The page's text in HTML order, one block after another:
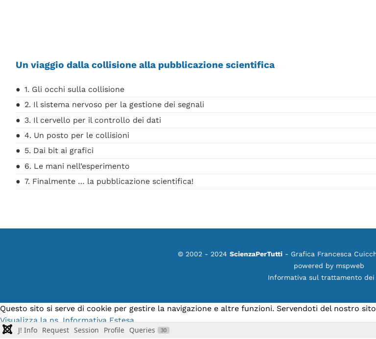
Un viaggio dalla collisione alla pubblicazione scientifica
1. Gli occhi sulla collisione
2. Il sistema nervoso per la gestione dei segnali
3. Il cervello per il controllo dei dati
4. Un posto per le collisioni
5. Dai bit ai grafici
6. Le mani nell’esperimento
7. Finalmente … la pubblicazione scientifica!
© 2002 - 2024 ScienzaPerTutti - Grafica Francesca
powered by mspweb
Informativa sul trattamento
Questo sito si serve di cookie per gestire la navigazione e altre funzioni. Servendoti del nostro
Visualizza la ns. Informativa Estesa.
Accetto
J! Info Request Session Profile Queries 30